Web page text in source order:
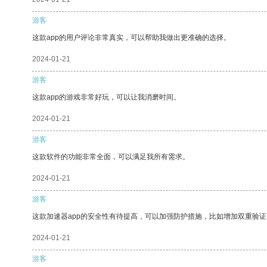
游客
这款app的用户评论非常真实，可以帮助我做出更准确的选择。
2024-01-21
游客
这款app的游戏非常好玩，可以让我消磨时间。
2024-01-21
游客
这款软件的功能非常全面，可以满足我所有需求。
2024-01-21
游客
这款加速器app的安全性有待提高，可以加强防护措施，比如增加双重验
2024-01-21
游客